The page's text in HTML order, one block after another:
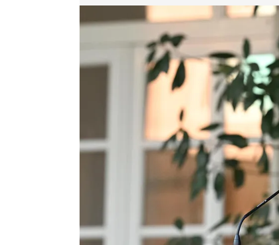
Redacción digital Noticias Cuatro
08 SEP 2025 - 16:40h.
El jefe del Ejecutivo ha hablado
exterminio de un pueblo indefenso
Tiroteo en una parada de autobús
años, entre los muertos en el ataque
El presidente del Gobierno, Pedro
causa palestina. Tras meses de
Ejecutivo ha anunciado unabatería de